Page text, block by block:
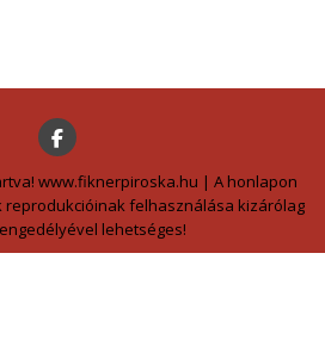
www.fiknerpiroska.hu | A honlapon
reprodukcióinak felhasználása kizárólag
lehetséges!